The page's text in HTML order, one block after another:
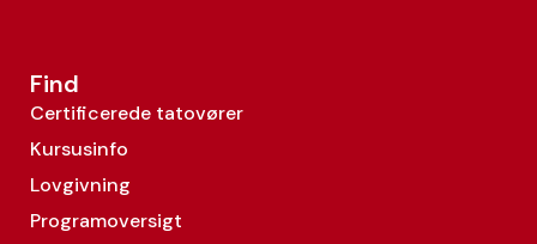
Find
Certificerede tatovører
Kursusinfo
Lovgivning
Programoversigt